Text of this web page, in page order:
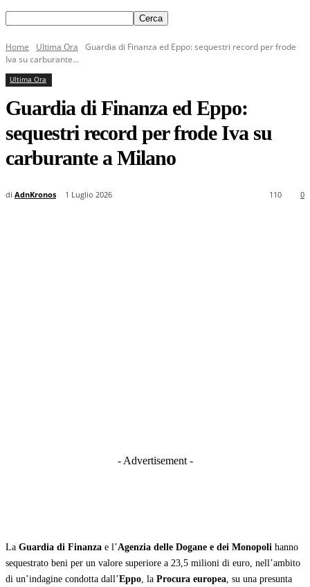
Home Ultima Ora
Guardia di Finanza ed Eppo: sequestri record per frode
Iva su carburante...
Ultima Ora
Guardia di Finanza ed Eppo:
sequestri record per frode Iva su
carburante a Milano
di AdnKronos 1 Luglio 2026 0
110
- Advertisement -
La Guardia di Finanza e l’Agenzia delle Dogane e dei Monopoli hanno
sequestrato beni per un valore superiore a 23,5 milioni di euro, nell’ambito
di un’indagine condotta dall’Eppo, la Procura europea, su una presunta